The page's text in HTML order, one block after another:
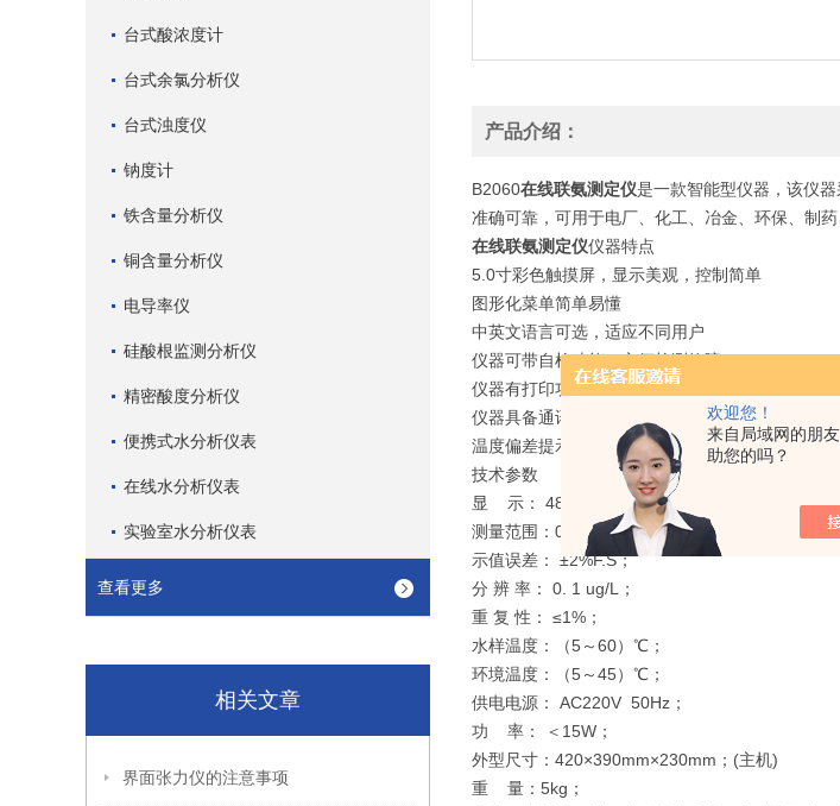
欢迎您！
来自局域网的朋
助您的吗？
台式酸浓度计
台式余氯分析仪
台式浊度仪
钠度计
铁含量分析仪
铜含量分析仪
电导率仪
硅酸根监测分析仪
精密酸度分析仪
便携式水分析仪表
在线水分析仪表
实验室水分析仪表
查看更多
相关文章
界面张力仪的注意事项
产品介绍：
B2060在线联氨测定仪是一款智能型仪器，该仪
准确可靠，可用于电厂、化工、冶金、环保、制
在线联氨测定仪仪器特点
5.0寸彩色触摸屏，显示美观，控制简单
图形化菜单简单易懂
中英文语言可选，适应不同用户
仪器可带自检功能，方便检测故障
仪器有打印功能，可实时打印数据或打印存储数据
仪器具备通讯功能，可将数据上传
温度偏差提示功能，方便用户及时校准
技术参数
显 示： 480*272 彩色触摸屏；
测量范围：0—200 ug/L
示值误差： ±2%F.S；
分 辨 率： 0. 1 ug/L；
重 复 性： ≤1%；
水样温度：（5～60）℃；
环境温度：（5～45）℃；
供电电源： AC220V 50Hz；
功 率： ＜15W；
外型尺寸：420×390mm×230mm；(主机)
重 量：5kg；